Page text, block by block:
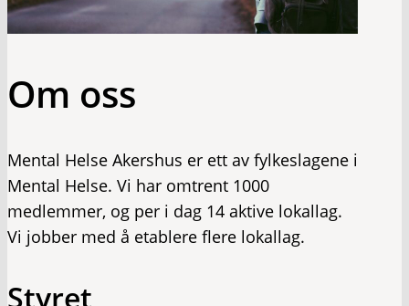
Om oss
Mental Helse Akershus er ett av fylkeslagene i
Mental Helse. Vi har omtrent 1000
medlemmer, og per i dag 14 aktive lokallag.
Vi jobber med å etablere flere lokallag.
Styret